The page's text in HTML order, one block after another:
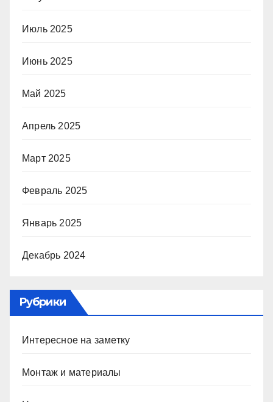
Июль 2025
Июнь 2025
Май 2025
Апрель 2025
Март 2025
Февраль 2025
Январь 2025
Декабрь 2024
Рубрики
Интересное на заметку
Монтаж и материалы